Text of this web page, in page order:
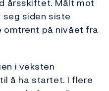
årsskiftet. Målt mot
seg siden siste
omtrent på nivået fra
i veksten
å ha startet. I flere